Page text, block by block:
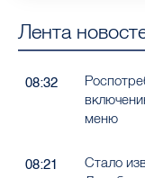
Лента
08:32
меню
08:21
Стало